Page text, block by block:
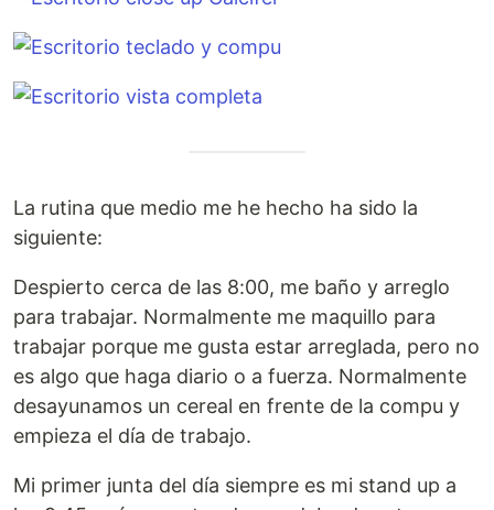
La rutina que medio me he hecho ha sido la
siguiente:
Despierto cerca de las 8:00, me baño y arreglo
para trabajar. Normalmente me maquillo para
trabajar porque me gusta estar arreglada, pero no
es algo que haga diario o a fuerza. Normalmente
desayunamos un cereal en frente de la compu y
empieza el día de trabajo.
Mi primer junta del día siempre es mi stand up a